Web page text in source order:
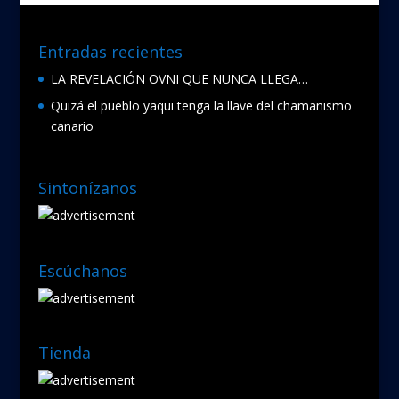
Entradas recientes
LA REVELACIÓN OVNI QUE NUNCA LLEGA…
Quizá el pueblo yaqui tenga la llave del chamanismo
canario
Sintonízanos
Escúchanos
Tienda